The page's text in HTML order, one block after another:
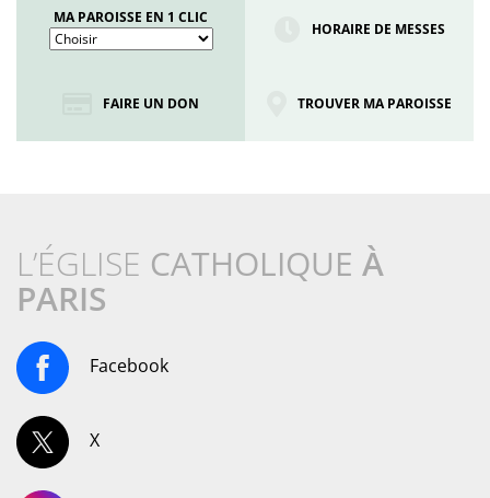
MA PAROISSE EN 1 CLIC
HORAIRE DE MESSES
FAIRE UN DON TROUVER MA PAROISSE
L’ÉGLISE CATHOLIQUE À
PARIS
Facebook
X